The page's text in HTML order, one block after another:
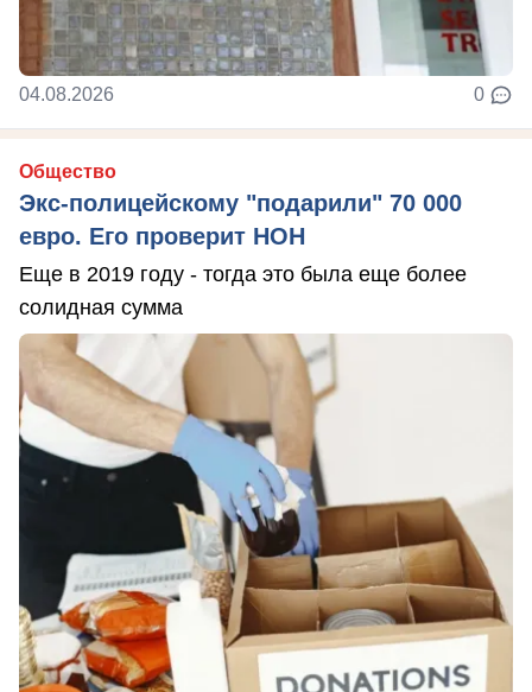
04.08.2026 0
Общество
Экс-полицейскому "подарили" 70 000
евро. Его проверит НОН
Еще в 2019 году - тогда это была еще более
солидная сумма